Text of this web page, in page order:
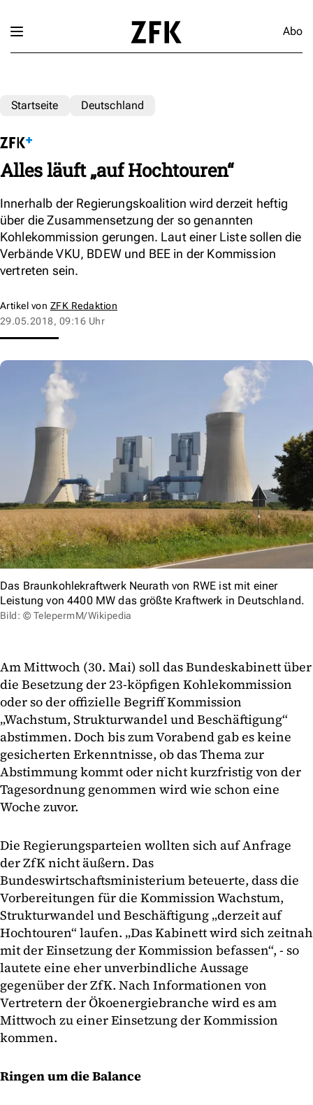
Abo
Startseite Deutschland
Alles läuft „auf Hochtouren“
Innerhalb der Regierungskoalition wird derzeit heftig
über die Zusammensetzung der so genannten
Kohlekommission gerungen. Laut einer Liste sollen die
Verbände VKU, BDEW und BEE in der Kommission
vertreten sein.
Artikel von ZFK Redaktion
29.05.2018, 09:16 Uhr
Das Braunkohlekraftwerk Neurath von RWE ist mit einer
Leistung von 4400 MW das größte Kraftwerk in Deutschland.
Bild: © TelepermM/Wikipedia
Am Mittwoch (30. Mai) soll das Bundeskabinett über
die Besetzung der 23-köpfigen Kohlekommission
oder so der offizielle Begriff Kommission
„Wachstum, Strukturwandel und Beschäftigung“
abstimmen. Doch bis zum Vorabend gab es keine
gesicherten Erkenntnisse, ob das Thema zur
Abstimmung kommt oder nicht kurzfristig von der
Tagesordnung genommen wird wie schon eine
Woche zuvor.
Die Regierungsparteien wollten sich auf Anfrage
der ZfK nicht äußern. Das
Bundeswirtschaftsministerium beteuerte, dass die
Vorbereitungen für die Kommission Wachstum,
Strukturwandel und Beschäftigung „derzeit auf
Hochtouren“ laufen. „Das Kabinett wird sich zeitnah
mit der Einsetzung der Kommission befassen“, - so
lautete eine eher unverbindliche Aussage
gegenüber der ZfK. Nach Informationen von
Vertretern der Ökoenergiebranche wird es am
Mittwoch zu einer Einsetzung der Kommission
kommen.
Ringen um die Balance